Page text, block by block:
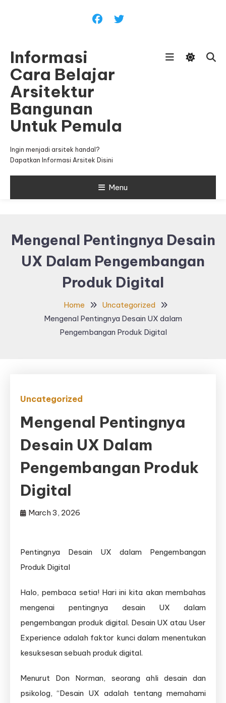
Informasi
Cara Belajar
Arsitektur
Bangunan
Untuk Pemula
Ingin menjadi arsitek handal?
Dapatkan Informasi Arsitek Disini
Menu
Mengenal Pentingnya Desain
UX Dalam Pengembangan
Produk Digital
Home
Uncategorized
Mengenal Pentingnya Desain UX dalam
Pengembangan Produk Digital
Uncategorized
Mengenal Pentingnya
Desain UX Dalam
Pengembangan Produk
Digital
March 3, 2026
Pentingnya Desain UX dalam Pengembangan
Produk Digital
Halo, pembaca setia! Hari ini kita akan membahas
mengenai pentingnya desain UX dalam
pengembangan produk digital. Desain UX atau User
Experience adalah faktor kunci dalam menentukan
kesuksesan sebuah produk digital.
Menurut Don Norman, seorang ahli desain dan
psikolog, “Desain UX adalah tentang memahami